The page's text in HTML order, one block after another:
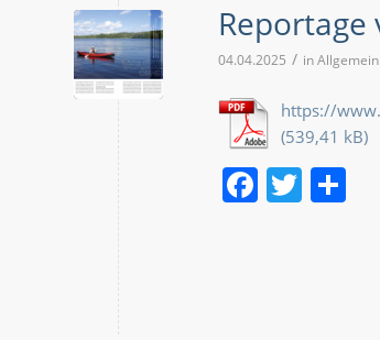
04.04.2025 / inAllgemein
https://